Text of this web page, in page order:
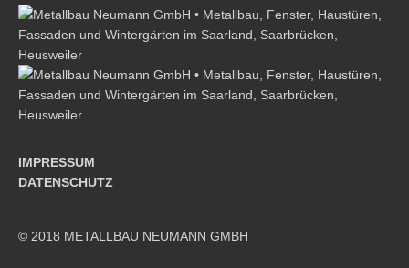
IMPRESSUM
DATENSCHUTZ
© 2018 METALLBAU NEUMANN GMBH